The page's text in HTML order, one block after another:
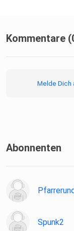
Kommentare
Melde Dich
Abonnenten
Spunk2